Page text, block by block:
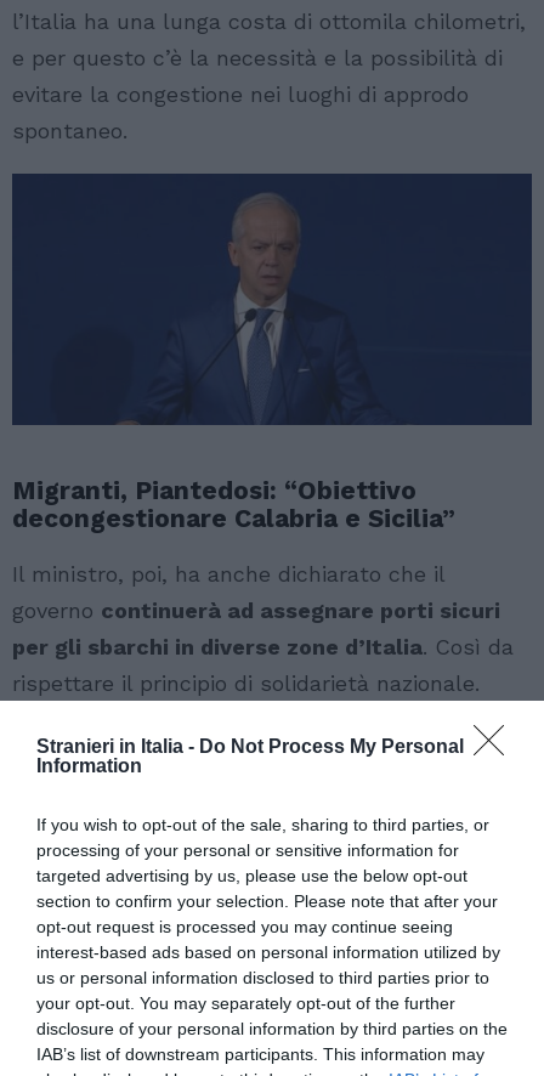
Stranieri in Italia - Do Not Process My Personal
Information
If you wish to opt-out of the sale, sharing to third parties, or
processing of your personal or sensitive information for
targeted advertising by us, please use the below opt-out
section to confirm your selection. Please note that after your
opt-out request is processed you may continue seeing
interest-based ads based on personal information utilized by
us or personal information disclosed to third parties prior to
your opt-out. You may separately opt-out of the further
disclosure of your personal information by third parties on the
IAB’s list of downstream participants. This information may
l’Italia ha una lunga costa di ottomila chilometri,
e per questo c’è la necessità e la possibilità di
evitare la congestione nei luoghi di approdo
spontaneo.
Migranti, Piantedosi: “Obiettivo
decongestionare Calabria e Sicilia”
Il ministro, poi, ha anche dichiarato che il
governo continuerà ad assegnare porti sicuri
per gli sbarchi in diverse zone d’Italia. Così da
rispettare il principio di solidarietà nazionale.
L’auspicio che esprime è che ci siano sempre
meno navi che effettuano recuperi e soccorsi in
meno migranti che cercano di raggiungere l’Italia
via mare. Uno scopo che si pone in linea con
l’ultimo decreto anti Ong, ma che allo stesso
tempo sembra non essere raggiungibile. E a
dimostrarlo sono proprio i dati, che infatti
confermano che le partenza non sono collegate
ai soccorsi in mare. Bensì sono determinate dalle